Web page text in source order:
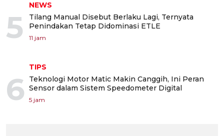
5
NEWS
Tilang Manual Disebut Berlaku Lagi, Ternyata
Penindakan Tetap Didominasi ETLE
11 jam
6
TIPS
Teknologi Motor Matic Makin Canggih, Ini Peran
Sensor dalam Sistem Speedometer Digital
5 jam